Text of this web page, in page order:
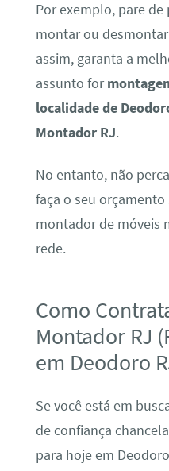
Por exemplo, pare
montar ou
assim, garanta a
assunto for
localidade de
Montador RJ.
No entanto, não
faça o seu
montador de móveis
rede.
Como
Montador RJ
em Deodoro
Se você está em
de confiança
para hoje em